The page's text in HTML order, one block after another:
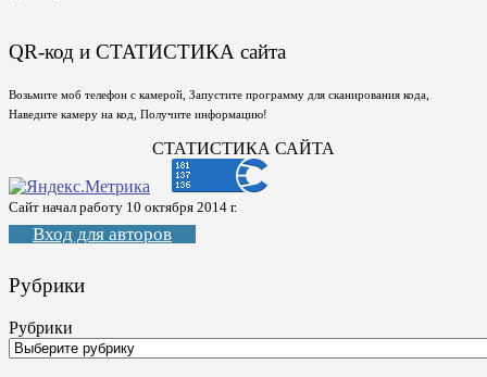
QR-код и СТАТИСТИКА сайта
Возьмите моб телефон с камерой, Запустите программу для сканирования кода,
Наведите камеру на код, Получите информацию!
СТАТИСТИКА САЙТА
Сайт начал работу 10 октября 2014 г.
Вход для авторов
Рубрики
Рубрики